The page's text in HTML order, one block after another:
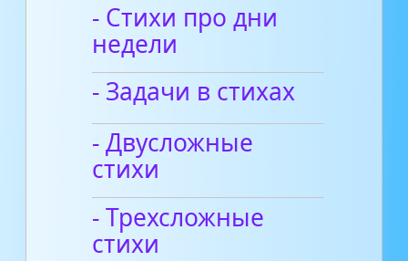
- Стихи про дни
недели
- Задачи в стихах
- Двусложные
стихи
- Трехсложные
стихи